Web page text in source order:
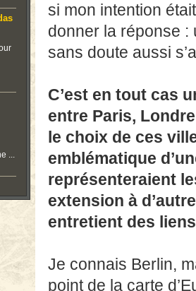
...
si mon intention
donner la réponse :
sans doute aussi
C’est en tout cas
entre Paris,
le choix de ces
emblématique
représenteraient
extension à
entretient des
Je connais Berlin,
point de la carte